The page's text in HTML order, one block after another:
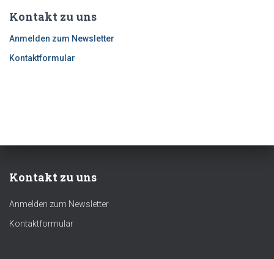
Kontakt zu uns
Anmelden zum Newsletter
Kontaktformular
Kontakt zu uns
Anmelden zum Newsletter
Kontaktformular